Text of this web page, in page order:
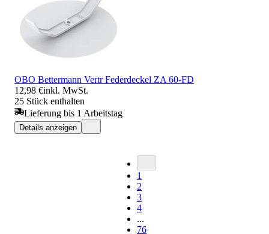
OBO Bettermann Vertr Federdeckel ZA 60-FD
12,98 €inkl. MwSt.
25 Stück enthalten
Lieferung bis 1 Arbeitstag
Details anzeigen
1
2
3
4
...
76